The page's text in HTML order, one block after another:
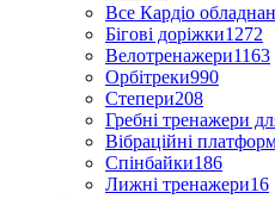
Все Кардіо
Бігові доріжки1272
Велотренажери1163
Орбітреки990
Степери208
Гребні тренажери
Вібраційні
Спінбайки186
Лижні тренажери16